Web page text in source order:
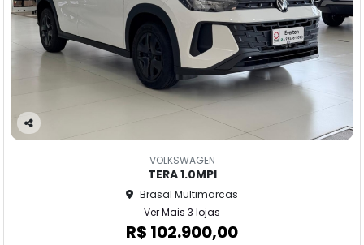
Co
VOLKSWAGEN
TERA 1.0MPI
Brasal Multimarcas
Ver Mais 3 lojas
R$ 102.900,00